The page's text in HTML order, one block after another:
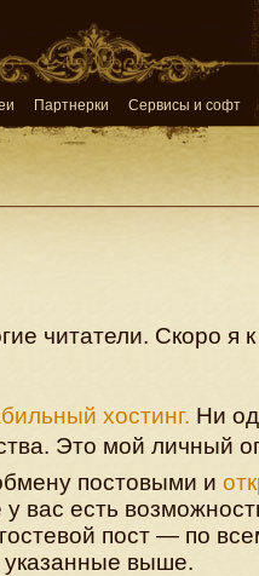
Партнерки Сервисы и софт
читатели. Скоро я
хостинг. Ни
Это мой личный
постовыми и
у вас есть
пост — по
указанные выше.